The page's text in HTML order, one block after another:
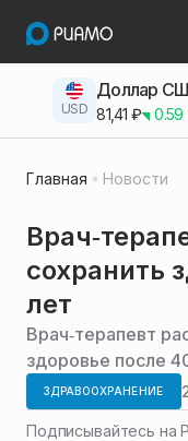
USD
Доллар
81,41 ₽ 0.59
Главная Новости
сохранить
лет
Врач‑терапевт
здоровье после
ЗДРАВООХРАНЕНИЕ
Подписывайтесь на